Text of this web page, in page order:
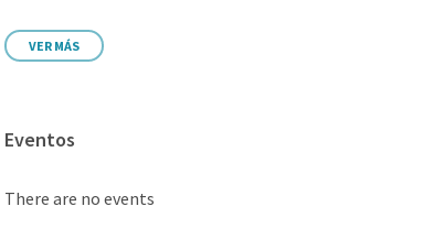
VER MÁS
Eventos
There are no events